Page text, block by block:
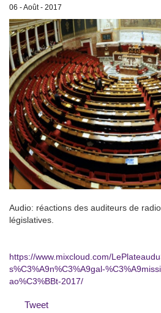
06 - Août - 2017
Audio: réactions des auditeurs de
législatives.
https://www.mixcloud.com/
s%C3%A9n%C3%A9gal-
ao%C3%BBt-2017/
Tweet